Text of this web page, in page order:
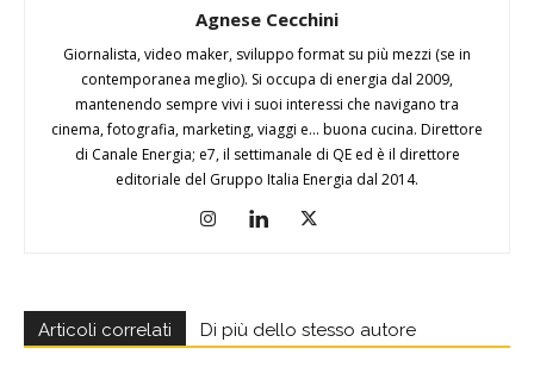
Agnese Cecchini
Giornalista, video maker, sviluppo format su più mezzi (se in
contemporanea meglio). Si occupa di energia dal 2009,
mantenendo sempre vivi i suoi interessi che navigano tra
cinema, fotografia, marketing, viaggi e... buona cucina. Direttore
di Canale Energia; e7, il settimanale di QE ed è il direttore
editoriale del Gruppo Italia Energia dal 2014.
Articoli correlati Di più dello stesso autore